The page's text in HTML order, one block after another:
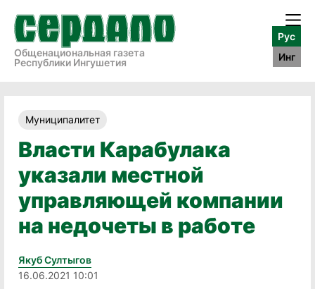
Общенациональная газета
Республики Ингушетия
Рус
Инг
Муниципалитет
Власти Карабулака
указали местной
управляющей компании
на недочеты в работе
Якуб Султыгов
16.06.2021 10:01